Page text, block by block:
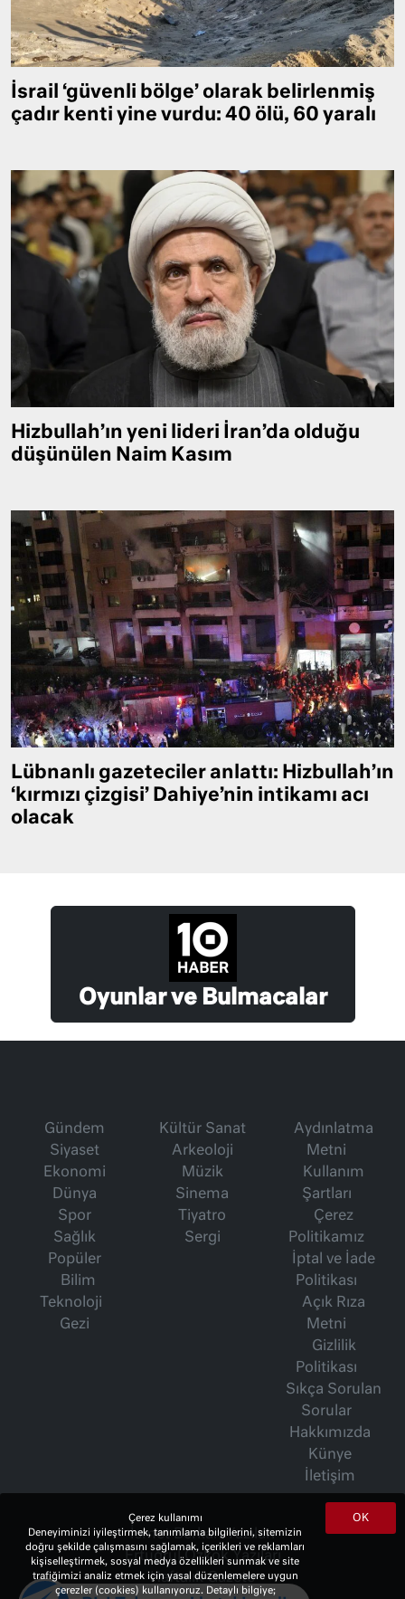
İsrail ‘güvenli bölge’ olarak belirlenmiş
çadır kenti yine vurdu: 40 ölü, 60 yaralı
Hizbullah’ın yeni lideri İran’da olduğu
düşünülen Naim Kasım
Lübnanlı gazeteciler anlattı: Hizbullah’ın
‘kırmızı çizgisi’ Dahiye’nin intikamı acı
olacak
Oyunlar ve Bulmacalar
Gündem
Siyaset
Ekonomi
Dünya
Spor
Sağlık
Popüler
Bilim
Teknoloji
Gezi
Kültür Sanat
Arkeoloji
Müzik
Sinema
Tiyatro
Sergi
Aydınlatma
Metni
Kullanım
Şartları
Çerez
Politikamız
İptal ve İade
Politikası
Açık Rıza
Metni
Gizlilik
Politikası
Sıkça Sorulan
Sorular
Hakkımızda
Künye
İletişim
İsmet Berkan Yazıları
Ertuğrul Özkök Yazıları
Haftalık Gazete
OK
Çerez kullanımı
Deneyiminizi iyileştirmek, tanımlama bilgilerini, sitemizin
doğru şekilde çalışmasını sağlamak, içerikleri ve reklamları
kişiselleştirmek, sosyal medya özellikleri sunmak ve site
trafiğimizi analiz etmek için yasal düzenlemelere uygun
çerezler (cookies) kullanıyoruz. Detaylı bilgiye;